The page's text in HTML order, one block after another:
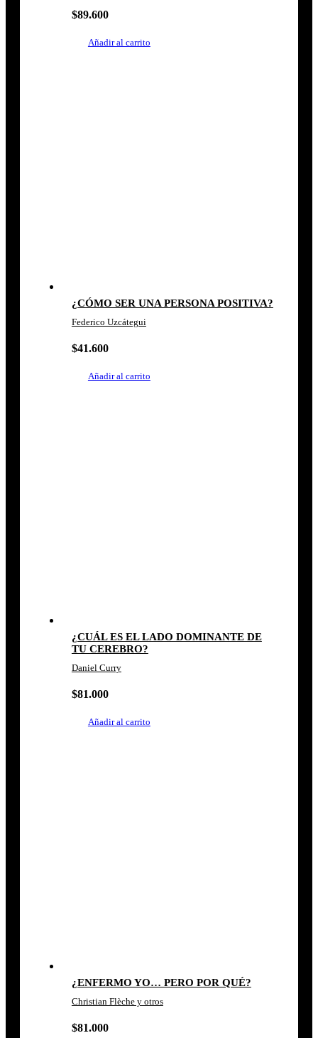
$89.600
Añadir al carrito
¿CÓMO SER UNA PERSONA POSITIVA?
Federico Uzcátegui
$41.600
Añadir al carrito
¿CUÁL ES EL LADO DOMINANTE DE
TU CEREBRO?
Daniel Curry
$81.000
Añadir al carrito
¿ENFERMO YO… PERO POR QUÉ?
Christian Flèche y otros
$81.000